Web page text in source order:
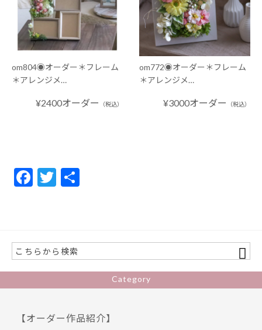
om804◉オーダー＊フレーム
＊アレンジメ…
¥2400オーダー （税込）
om772◉オーダー＊フレーム
＊アレンジメ…
¥3000オーダー （税込）
F
o
o
k
T
Category
【オーダー作品紹介】